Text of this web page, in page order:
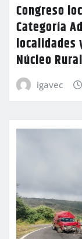
Congreso
Categoría
localidades
Núcleo Rural
igavec